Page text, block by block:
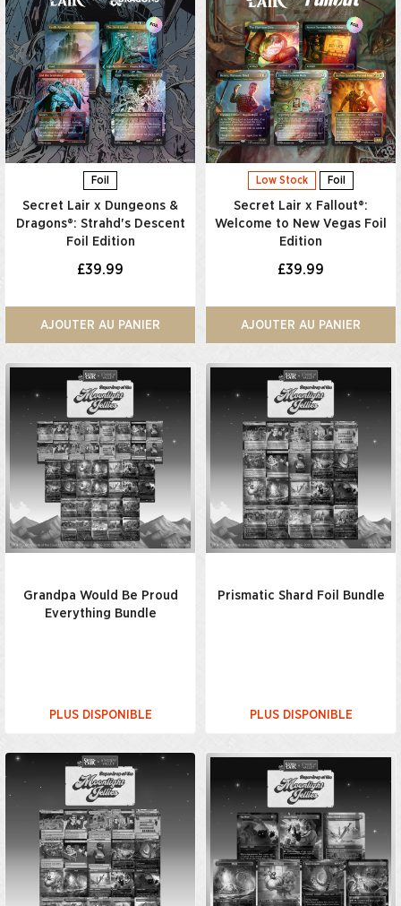
Foil
Secret Lair x Dungeons &
Dragons®: Strahd's Descent
Foil Edition
£39.99
AJOUTER AU PANIER
Low Stock Foil
Secret Lair x Fallout®:
Welcome to New Vegas Foil
Edition​
£39.99
AJOUTER AU PANIER
Grandpa Would Be Proud
Everything Bundle
PLUS DISPONIBLE
Prismatic Shard Foil Bundle
PLUS DISPONIBLE